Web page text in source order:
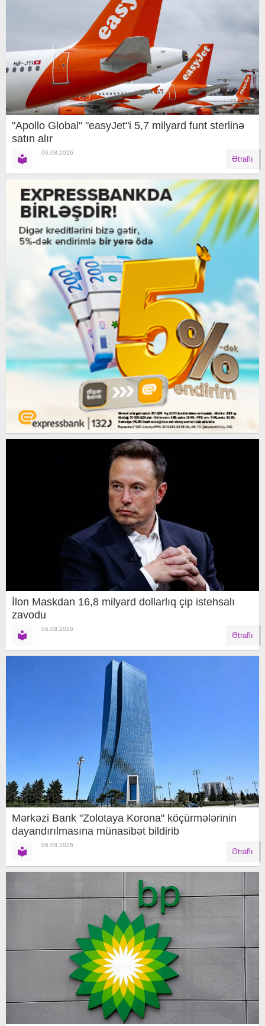
"Apollo Global" "easyJet"i 5,7 milyard funt sterlinə
satın alır
06.08.2026
Ətraflı
İlon Maskdan 16,8 milyard dollarlıq çip istehsalı
zavodu
06.08.2026
Ətraflı
Mərkəzi Bank "Zolotaya Korona" köçürmələrinin
dayandırılmasına münasibət bildirib
06.08.2026
Ətraflı